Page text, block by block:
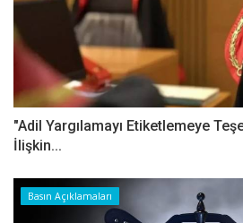
"Adil Yargılamayı Etiketlemeye
İlişkin...
Basın Açıklamaları